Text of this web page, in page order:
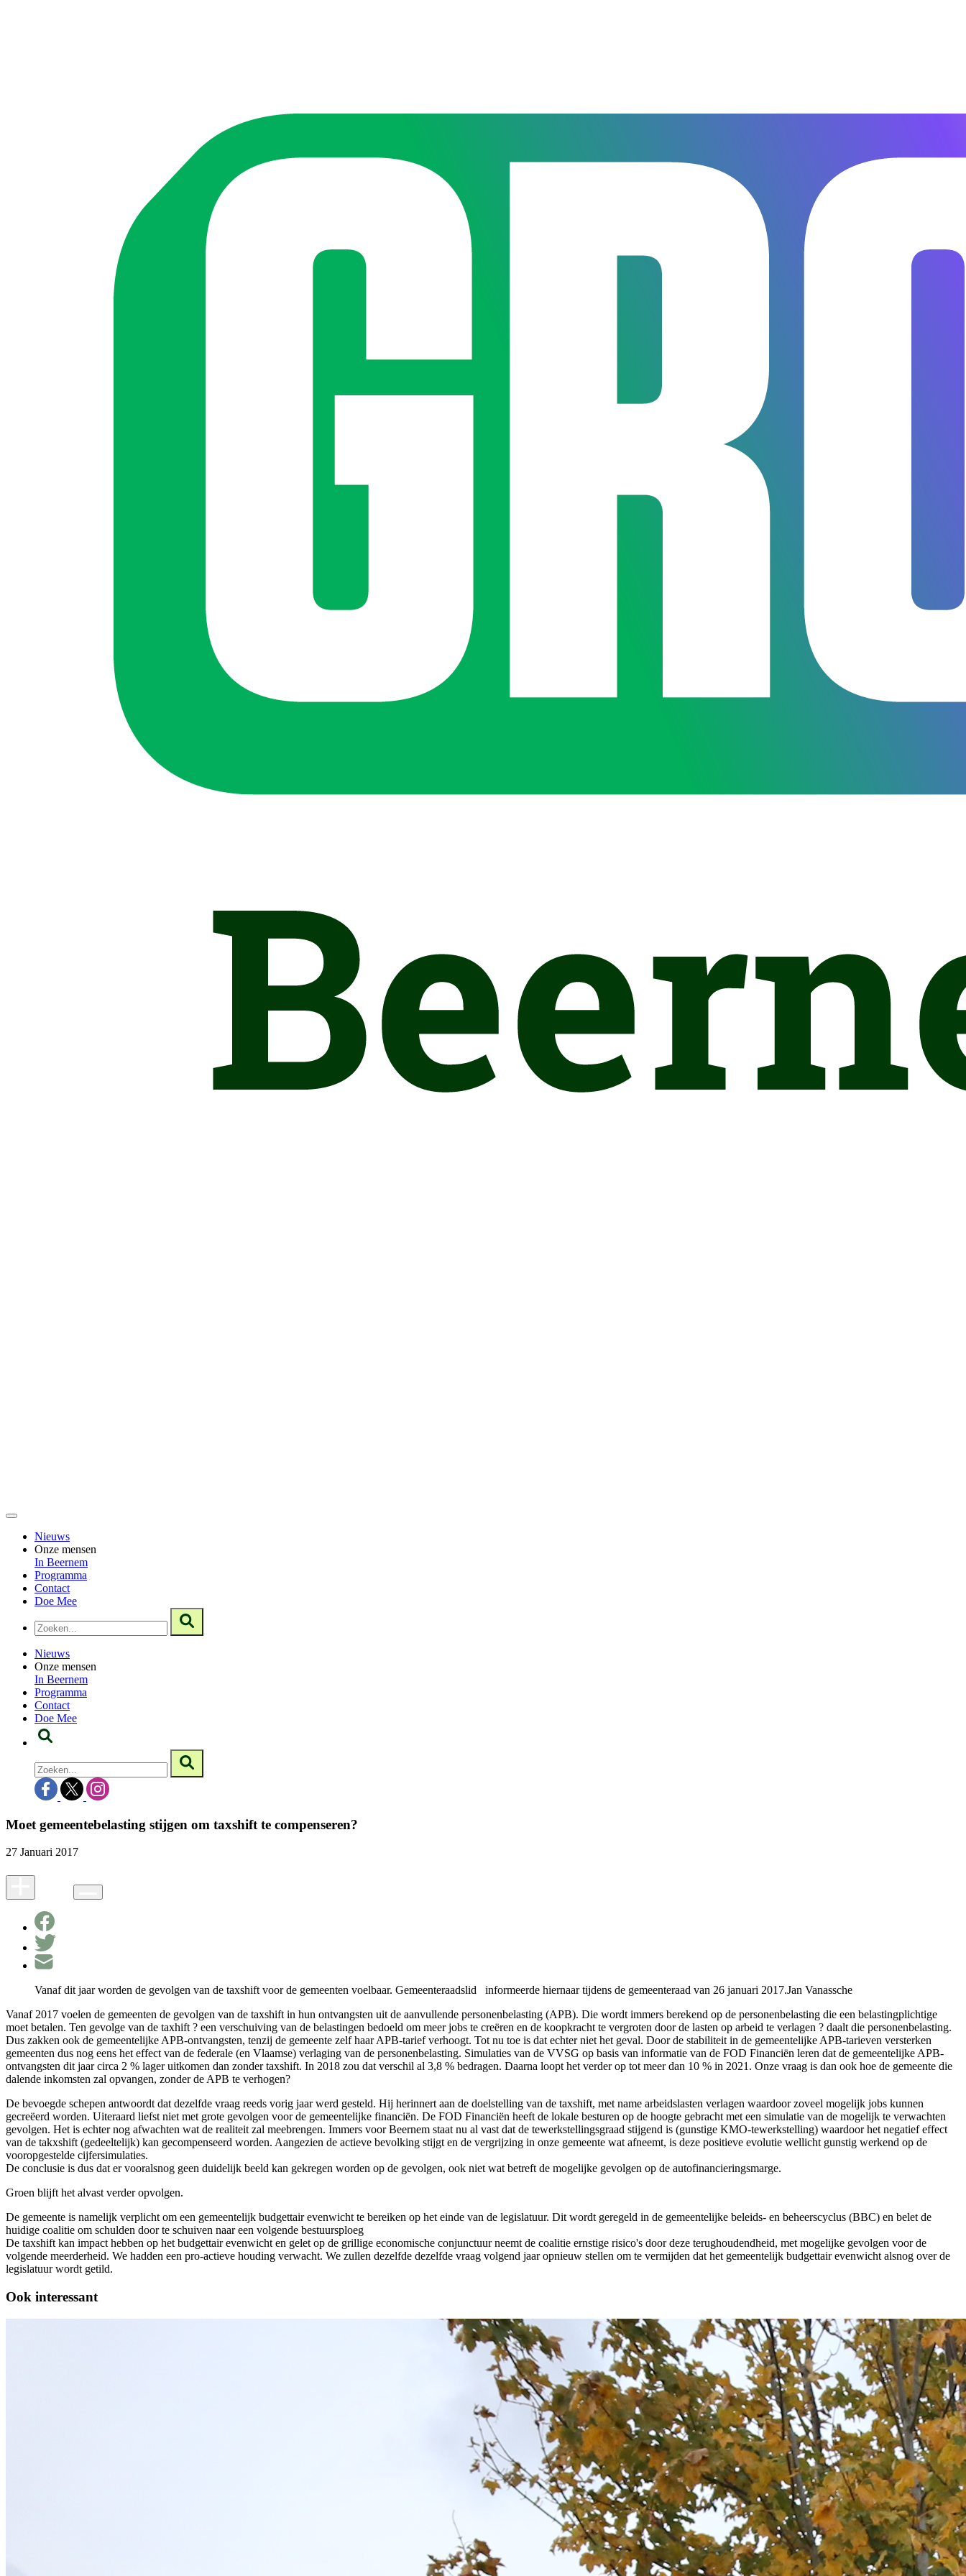
Nieuws
Onze mensen
In Beernem
Programma
Contact
Doe Mee
Nieuws
Onze mensen
In Beernem
Programma
Contact
Doe Mee
Moet gemeentebelasting stijgen om taxshift te compenseren?
27 Januari 2017
Vanaf dit jaar worden de gevolgen van de taxshift voor de gemeenten voelbaar. Gemeenteraadslid informeerde hiernaar tijdens de gemeenteraad van 26 januari 2017.Jan Vanassche
Vanaf 2017 voelen de gemeenten de gevolgen van de taxshift in hun ontvangsten uit de aanvullende personenbelasting (APB). Die wordt immers berekend op de personenbelasting die een belastingplichtige
moet betalen. Ten gevolge van de taxhift ? een verschuiving van de belastingen bedoeld om meer jobs te creëren en de koopkracht te vergroten door de lasten op arbeid te verlagen ? daalt die personenbelasting.
Dus zakken ook de gemeentelijke APB-ontvangsten, tenzij de gemeente zelf haar APB-tarief verhoogt. Tot nu toe is dat echter niet het geval. Door de stabiliteit in de gemeentelijke APB-tarieven versterken
gemeenten dus nog eens het effect van de federale (en Vlaamse) verlaging van de personenbelasting. Simulaties van de VVSG op basis van informatie van de FOD Financiën leren dat de gemeentelijke APB-
ontvangsten dit jaar circa 2 % lager uitkomen dan zonder taxshift. In 2018 zou dat verschil al 3,8 % bedragen. Daarna loopt het verder op tot meer dan 10 % in 2021. Onze vraag is dan ook hoe de gemeente die
dalende inkomsten zal opvangen, zonder de APB te verhogen?
De bevoegde schepen antwoordt dat dezelfde vraag reeds vorig jaar werd gesteld. Hij herinnert aan de doelstelling van de taxshift, met name arbeidslasten verlagen waardoor zoveel mogelijk jobs kunnen
gecreëerd worden. Uiteraard liefst niet met grote gevolgen voor de gemeentelijke financiën. De FOD Financiën heeft de lokale besturen op de hoogte gebracht met een simulatie van de mogelijk te verwachten
gevolgen. Het is echter nog afwachten wat de realiteit zal meebrengen. Immers voor Beernem staat nu al vast dat de tewerkstellingsgraad stijgend is (gunstige KMO-tewerkstelling) waardoor het negatief effect
van de takxshift (gedeeltelijk) kan gecompenseerd worden. Aangezien de actieve bevolking stijgt en de vergrijzing in onze gemeente wat afneemt, is deze positieve evolutie wellicht gunstig werkend op de
vooropgestelde cijfersimulaties.
De conclusie is dus dat er vooralsnog geen duidelijk beeld kan gekregen worden op de gevolgen, ook niet wat betreft de mogelijke gevolgen op de autofinancieringsmarge.
Groen blijft het alvast verder opvolgen.
De gemeente is namelijk verplicht om een gemeentelijk budgettair evenwicht te bereiken op het einde van de legislatuur. Dit wordt geregeld in de gemeentelijke beleids- en beheerscyclus (BBC) en belet de
huidige coalitie om schulden door te schuiven naar een volgende bestuursploeg
De taxshift kan impact hebben op het budgettair evenwicht en gelet op de grillige economische conjunctuur neemt de coalitie ernstige risico's door deze terughoudendheid, met mogelijke gevolgen voor de
volgende meerderheid. We hadden een pro-actieve houding verwacht. We zullen dezelfde dezelfde vraag volgend jaar opnieuw stellen om te vermijden dat het gemeentelijk budgettair evenwicht alsnog over de
legislatuur wordt getild.
Ook interessant